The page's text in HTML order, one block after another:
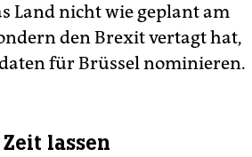
Land nicht wie geplant am
den Brexit vertagt hat,
für Brüssel nominieren.
lassen